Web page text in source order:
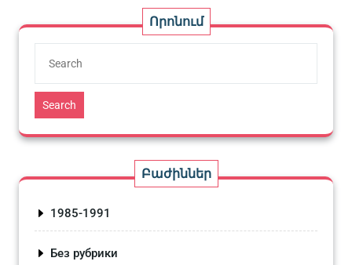
Որոնում
Search
Բաժիններ
1985-1991
Без рубрики